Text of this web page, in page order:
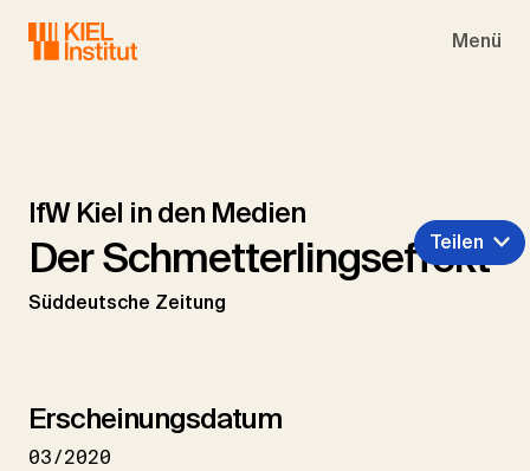
Menü
IfW Kiel in den Medien
Der Schmetterlingseffekt
Süddeutsche Zeitung
Teilen
Erscheinungsdatum
03/2020